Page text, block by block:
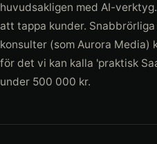
huvudsakligen med AI-
att tappa kunder.
konsulter (som Aurora Media)
för det vi kan kalla 'praktisk
under 500 000 kr.